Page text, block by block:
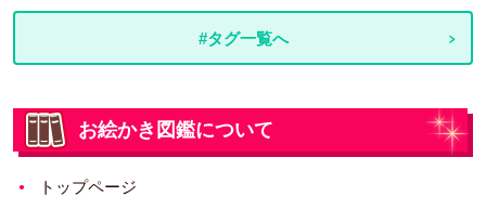
#タグ一覧へ
お絵かき図鑑について
トップページ